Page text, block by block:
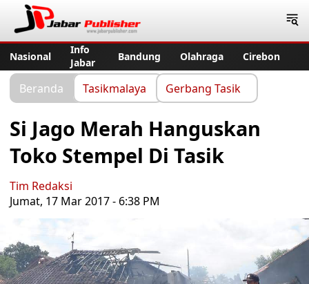
Nasional
Info
Jabar
Bandung Olahraga Cirebon
Beranda Tasikmalaya Gerbang Tasik
Si Jago Merah Hanguskan
Toko Stempel Di Tasik
Tim Redaksi
Jumat, 17 Mar 2017 - 6:38 PM